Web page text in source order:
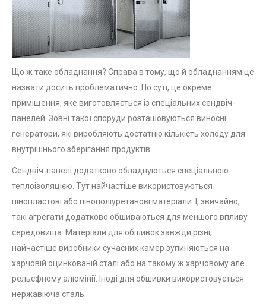
Що ж таке обладнання? Справа в тому, що й обладнанням це
назвати досить проблематично. По суті, це окреме
приміщення, яке виготовляється із спеціальних сендвіч-
панелей. Зовні такої споруди розташовуються виносні
генератори, які виробляють достатню кількість холоду для
внутрішнього зберігання продуктів.
Сендвіч-панелі додатково обладнуються спеціальною
теплоізоляцією. Тут найчастіше використовуються
пінопластові або пінополіуретанові матеріали. І, звичайно,
такі агрегати додатково обшиваються для меншого впливу
середовища. Матеріали для обшивок завжди різні,
найчастіше виробники сучасних камер зупиняються на
харчовій оцинкованій сталі або на такому ж харчовому але
рельєфному алюмінії. Іноді для обшивки використовується
нержавіюча сталь.